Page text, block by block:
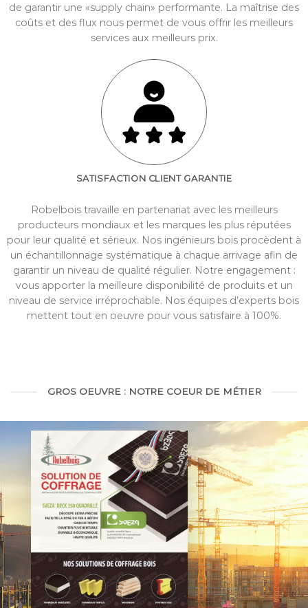
de garantir une «supply chain» performante. La maîtrise des
coûts et des flux nous permet de vous offrir les meilleurs
services aux meilleurs prix.
SATISFACTION CLIENT GARANTIE
Robelbois travaille en partenariat avec les meilleurs
producteurs mondiaux et les marques les plus réputées
pour leur qualité et sérieux. Nos ingénieurs bois procèdent à
un échantillonnage systématique à chaque arrivage afin de
garantir un niveau de qualité régulier. Notre engagement :
vous apporter la meilleure disponibilité de produits et un
niveau de service irréprochable. Nos équipes d’experts bois
mettent tout en oeuvre pour vous satisfaire à 100%.
GROS OEUVRE : NOTRE COEUR DE MÉTIER